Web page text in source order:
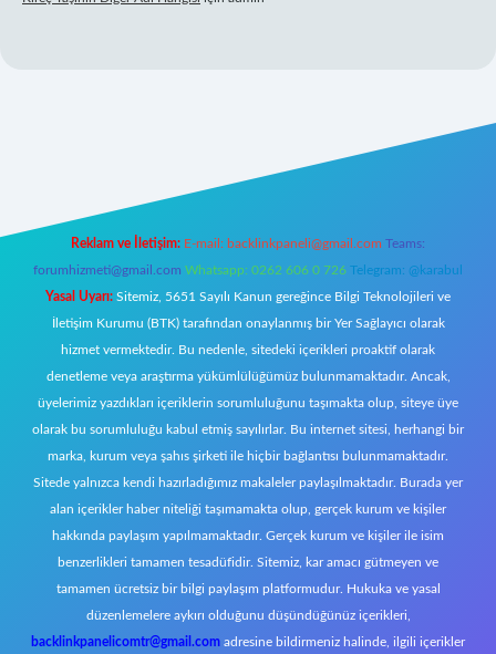
Reklam ve İletişim: E-mail: backlinkpaneli@gmail.com Teams:
forumhizmeti@gmail.com Whatsapp: 0262 606 0 726 Telegram: @karabul
Yasal Uyarı: Sitemiz, 5651 Sayılı Kanun gereğince Bilgi Teknolojileri ve
İletişim Kurumu (BTK) tarafından onaylanmış bir Yer Sağlayıcı olarak
hizmet vermektedir. Bu nedenle, sitedeki içerikleri proaktif olarak
denetleme veya araştırma yükümlülüğümüz bulunmamaktadır. Ancak,
üyelerimiz yazdıkları içeriklerin sorumluluğunu taşımakta olup, siteye üye
olarak bu sorumluluğu kabul etmiş sayılırlar. Bu internet sitesi, herhangi bir
marka, kurum veya şahıs şirketi ile hiçbir bağlantısı bulunmamaktadır.
Sitede yalnızca kendi hazırladığımız makaleler paylaşılmaktadır. Burada yer
alan içerikler haber niteliği taşımamakta olup, gerçek kurum ve kişiler
hakkında paylaşım yapılmamaktadır. Gerçek kurum ve kişiler ile isim
benzerlikleri tamamen tesadüfidir. Sitemiz, kar amacı gütmeyen ve
tamamen ücretsiz bir bilgi paylaşım platformudur. Hukuka ve yasal
düzenlemelere aykırı olduğunu düşündüğünüz içerikleri,
backlinkpanelicomtr@gmail.com adresine bildirmeniz halinde, ilgili içerikler